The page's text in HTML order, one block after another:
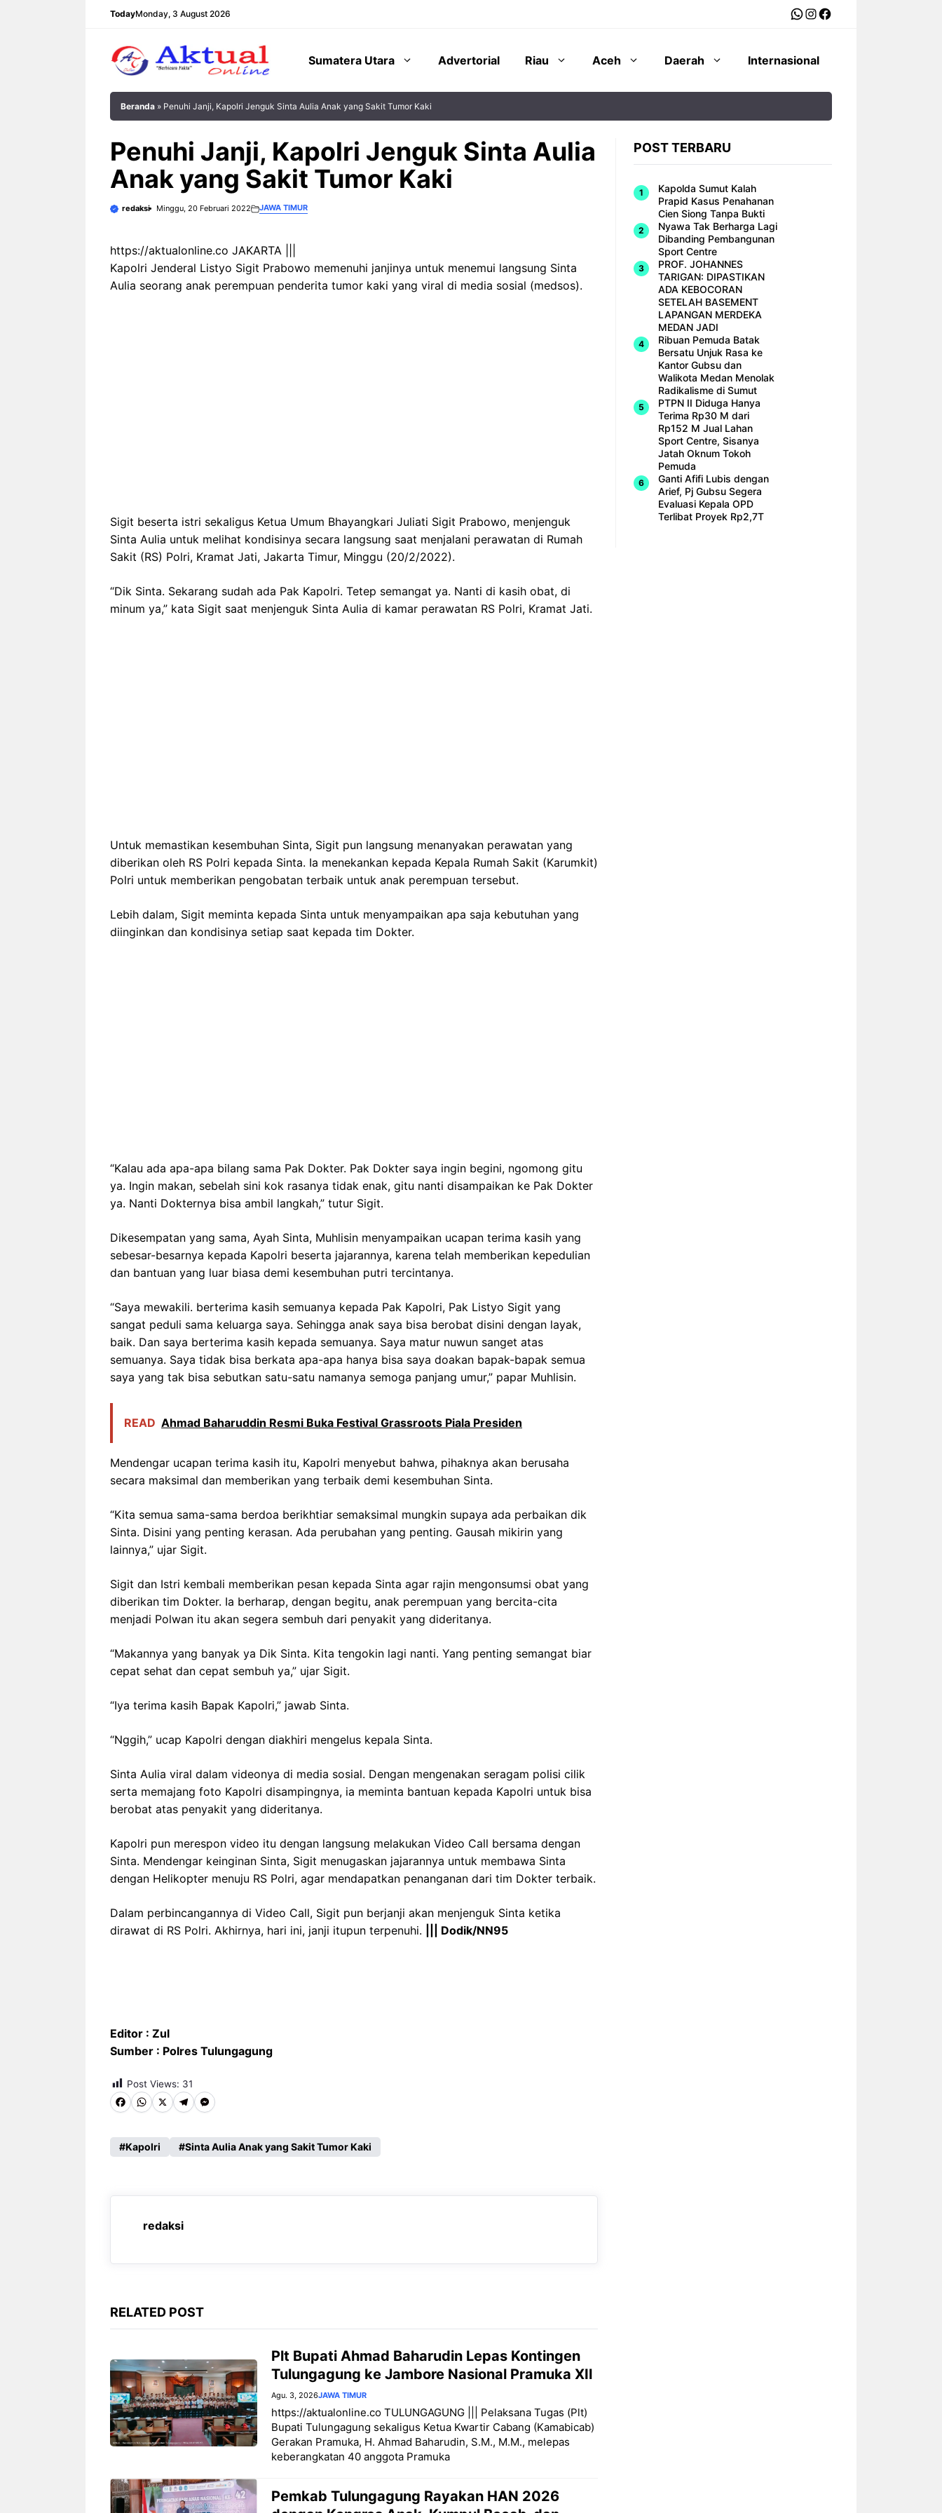
TodayMonday, 3 August 2026 WhatsApp
Instagram
Facebook
Sumatera Utara Advertorial Riau Aceh Daerah Internasional
Beranda » Penuhi Janji, Kapolri Jenguk Sinta Aulia Anak yang Sakit Tumor Kaki
Penuhi Janji, Kapolri Jenguk Sinta Aulia
Anak yang Sakit Tumor Kaki
redaksi Minggu, 20 Februari 2022 JAWA TIMUR
https://aktualonline.co JAKARTA |||
Kapolri Jenderal Listyo Sigit Prabowo memenuhi janjinya untuk menemui langsung Sinta
Aulia seorang anak perempuan penderita tumor kaki yang viral di media sosial (medsos).
Sigit beserta istri sekaligus Ketua Umum Bhayangkari Juliati Sigit Prabowo, menjenguk
Sinta Aulia untuk melihat kondisinya secara langsung saat menjalani perawatan di Rumah
Sakit (RS) Polri, Kramat Jati, Jakarta Timur, Minggu (20/2/2022).
“Dik Sinta. Sekarang sudah ada Pak Kapolri. Tetep semangat ya. Nanti di kasih obat, di
minum ya,” kata Sigit saat menjenguk Sinta Aulia di kamar perawatan RS Polri, Kramat Jati.
Untuk memastikan kesembuhan Sinta, Sigit pun langsung menanyakan perawatan yang
diberikan oleh RS Polri kepada Sinta. Ia menekankan kepada Kepala Rumah Sakit (Karumkit)
Polri untuk memberikan pengobatan terbaik untuk anak perempuan tersebut.
Lebih dalam, Sigit meminta kepada Sinta untuk menyampaikan apa saja kebutuhan yang
diinginkan dan kondisinya setiap saat kepada tim Dokter.
“Kalau ada apa-apa bilang sama Pak Dokter. Pak Dokter saya ingin begini, ngomong gitu
ya. Ingin makan, sebelah sini kok rasanya tidak enak, gitu nanti disampaikan ke Pak Dokter
ya. Nanti Dokternya bisa ambil langkah,” tutur Sigit.
Dikesempatan yang sama, Ayah Sinta, Muhlisin menyampaikan ucapan terima kasih yang
sebesar-besarnya kepada Kapolri beserta jajarannya, karena telah memberikan kepedulian
dan bantuan yang luar biasa demi kesembuhan putri tercintanya.
“Saya mewakili. berterima kasih semuanya kepada Pak Kapolri, Pak Listyo Sigit yang
sangat peduli sama keluarga saya. Sehingga anak saya bisa berobat disini dengan layak,
baik. Dan saya berterima kasih kepada semuanya. Saya matur nuwun sanget atas
semuanya. Saya tidak bisa berkata apa-apa hanya bisa saya doakan bapak-bapak semua
saya yang tak bisa sebutkan satu-satu namanya semoga panjang umur,” papar Muhlisin.
READ Ahmad Baharuddin Resmi Buka Festival Grassroots Piala Presiden
Mendengar ucapan terima kasih itu, Kapolri menyebut bahwa, pihaknya akan berusaha
secara maksimal dan memberikan yang terbaik demi kesembuhan Sinta.
“Kita semua sama-sama berdoa berikhtiar semaksimal mungkin supaya ada perbaikan dik
Sinta. Disini yang penting kerasan. Ada perubahan yang penting. Gausah mikirin yang
lainnya,” ujar Sigit.
Sigit dan Istri kembali memberikan pesan kepada Sinta agar rajin mengonsumsi obat yang
diberikan tim Dokter. Ia berharap, dengan begitu, anak perempuan yang bercita-cita
menjadi Polwan itu akan segera sembuh dari penyakit yang dideritanya.
“Makannya yang banyak ya Dik Sinta. Kita tengokin lagi nanti. Yang penting semangat biar
cepat sehat dan cepat sembuh ya,” ujar Sigit.
“Iya terima kasih Bapak Kapolri,” jawab Sinta.
“Nggih,” ucap Kapolri dengan diakhiri mengelus kepala Sinta.
Sinta Aulia viral dalam videonya di media sosial. Dengan mengenakan seragam polisi cilik
serta memajang foto Kapolri disampingnya, ia meminta bantuan kepada Kapolri untuk bisa
berobat atas penyakit yang dideritanya.
Kapolri pun merespon video itu dengan langsung melakukan Video Call bersama dengan
Sinta. Mendengar keinginan Sinta, Sigit menugaskan jajarannya untuk membawa Sinta
dengan Helikopter menuju RS Polri, agar mendapatkan penanganan dari tim Dokter terbaik.
Dalam perbincangannya di Video Call, Sigit pun berjanji akan menjenguk Sinta ketika
dirawat di RS Polri. Akhirnya, hari ini, janji itupun terpenuhi.
||| Dodik/NN95
Editor : Zul
Sumber : Polres Tulungagung
Post Views: 31
F
c
b
k
W
a
s
A
p
X T
l
g
r
m
M
s
e
e
Kapolri Sinta Aulia Anak yang Sakit Tumor Kaki
redaksi
RELATED POST
Plt Bupati Ahmad Baharudin Lepas Kontingen
Tulungagung ke Jambore Nasional Pramuka XIl
Agu. 3, 2026JAWA TIMUR
https://aktualonline.co TULUNGAGUNG ||| Pelaksana Tugas (Plt)
Bupati Tulungagung sekaligus Ketua Kwartir Cabang (Kamabicab)
Gerakan Pramuka, H. Ahmad Baharudin, S.M., M.M., melepas
keberangkatan 40 anggota Pramuka
Pemkab Tulungagung Rayakan HAN 2026
POST TERBARU
Kapolda Sumut Kalah
Prapid Kasus Penahanan
Cien Siong Tanpa Bukti
Nyawa Tak Berharga Lagi
Dibanding Pembangunan
Sport Centre
PROF. JOHANNES
TARIGAN: DIPASTIKAN
ADA KEBOCORAN
SETELAH BASEMENT
LAPANGAN MERDEKA
MEDAN JADI
Ribuan Pemuda Batak
Bersatu Unjuk Rasa ke
Kantor Gubsu dan
Walikota Medan Menolak
Radikalisme di Sumut
PTPN II Diduga Hanya
Terima Rp30 M dari
Rp152 M Jual Lahan
Sport Centre, Sisanya
Jatah Oknum Tokoh
Pemuda
Ganti Afifi Lubis dengan
Arief, Pj Gubsu Segera
Evaluasi Kepala OPD
Terlibat Proyek Rp2,7T